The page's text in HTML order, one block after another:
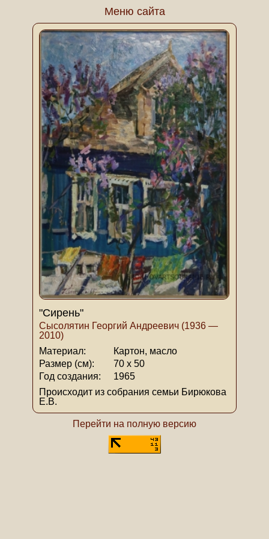
Меню сайта
"Сирень"
Сысолятин Георгий Андреевич (1936 —
2010)
Материал:
Картон, масло
Размер (см):
70 х 50
Год создания:
1965
Происходит из собрания семьи Бирюкова
Е.В.
Перейти на полную версию